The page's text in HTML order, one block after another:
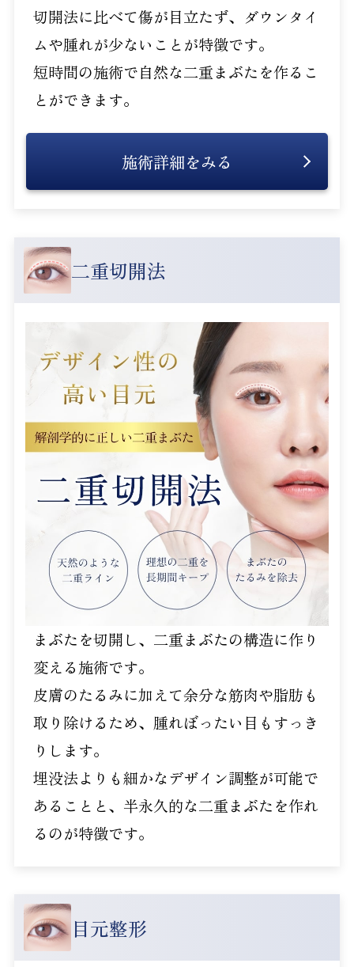
切開法に比べて傷が目立たず、ダウンタイ
ムや腫れが少ないことが特徴です。
短時間の施術で自然な二重まぶたを作るこ
とができます。
施術詳細をみる
二重切開法
まぶたを切開し、二重まぶたの構造に作り
変える施術です。
皮膚のたるみに加えて余分な筋肉や脂肪も
取り除けるため、腫れぼったい目もすっき
りします。
埋没法よりも細かなデザイン調整が可能で
あることと、半永久的な二重まぶたを作れ
るのが特徴です。
目元整形